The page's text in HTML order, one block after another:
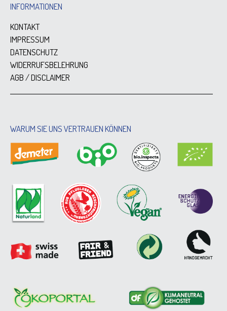
INFORMATIONEN
KONTAKT
IMPRESSUM
DATENSCHUTZ
WIDERRUFSBELEHRUNG
AGB / DISCLAIMER
WARUM SIE UNS VERTRAUEN KÖNNEN